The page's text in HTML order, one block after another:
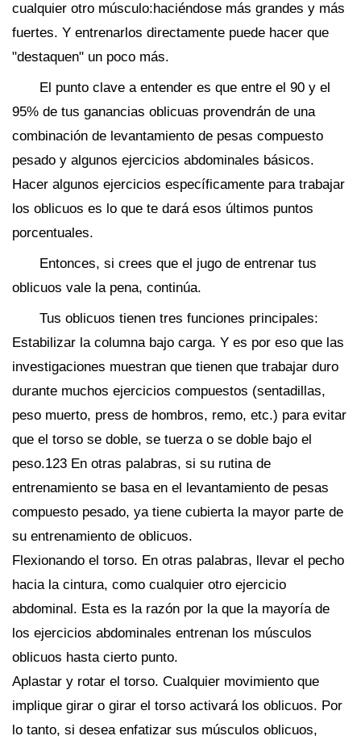
cualquier otro músculo:haciéndose más grandes y más
fuertes. Y entrenarlos directamente puede hacer que
"destaquen" un poco más.
El punto clave a entender es que entre el 90 y el
95% de tus ganancias oblicuas provendrán de una
combinación de levantamiento de pesas compuesto
pesado y algunos ejercicios abdominales básicos.
Hacer algunos ejercicios específicamente para trabajar
los oblicuos es lo que te dará esos últimos puntos
porcentuales.
Entonces, si crees que el jugo de entrenar tus
oblicuos vale la pena, continúa.
Tus oblicuos tienen tres funciones principales:
Estabilizar la columna bajo carga. Y es por eso que las
investigaciones muestran que tienen que trabajar duro
durante muchos ejercicios compuestos (sentadillas,
peso muerto, press de hombros, remo, etc.) para evitar
que el torso se doble, se tuerza o se doble bajo el
peso.123 En otras palabras, si su rutina de
entrenamiento se basa en el levantamiento de pesas
compuesto pesado, ya tiene cubierta la mayor parte de
su entrenamiento de oblicuos.
Flexionando el torso. En otras palabras, llevar el pecho
hacia la cintura, como cualquier otro ejercicio
abdominal. Esta es la razón por la que la mayoría de
los ejercicios abdominales entrenan los músculos
oblicuos hasta cierto punto.
Aplastar y rotar el torso. Cualquier movimiento que
implique girar o girar el torso activará los oblicuos. Por
lo tanto, si desea enfatizar sus músculos oblicuos,